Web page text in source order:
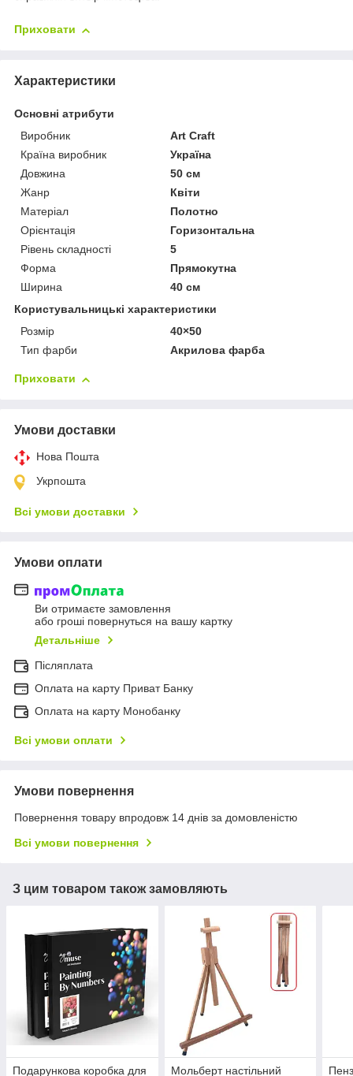
Приховати
Характеристики
Основні атрибути
Виробник
Art Craft
Країна виробник
Україна
Довжина
50 см
Жанр
Квіти
Матеріал
Полотно
Орієнтація
Горизонтальна
Рівень складності
5
Форма
Прямокутна
Ширина
40 см
Користувальницькі характеристики
Розмір
40×50
Тип фарби
Акрилова фарба
Приховати
Умови доставки
Нова Пошта
Укрпошта
Всі умови доставки
Умови оплати
Ви отримаєте замовлення
або гроші повернуться на вашу картку
Детальніше
Післяплата
Оплата на карту Приват Банку
Оплата на карту Монобанку
Всі умови оплати
Умови повернення
Повернення товару впродовж 14 днів за домовленістю
Всі умови повернення
З цим товаром також замовляють
Подарункова коробка для Мольберт настільний